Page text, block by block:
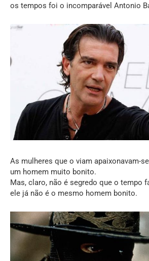
os tempos foi o incomparável Antonio
As mulheres que o viam apaixonavam-
um homem muito bonito.
Mas, claro, não é segredo que o tempo
ele já não é o mesmo homem bonito.